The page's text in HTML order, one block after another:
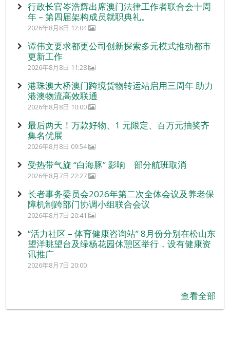
行政长官岑浩辉出席澳门法律工作者联合会十周
年 – 第四届架构成员就职典礼。
2026年8月8日 12:04
谭伟文要求都更公司创新探索多元模式推动都市
更新工作
2026年8月8日 11:28
港珠澳大桥澳门跨境货物转运站启用三周年 助力
港澳物流高效联通
2026年8月8日 10:00
最后两天！万款好物、1 元限定、百万元抽奖齐
集名优展
2026年8月8日 09:54
受热带气旋 “白海豚” 影响 部分航班取消
2026年8月7日 22:27
长者事务委员会2026年第二次全体会议及养老保
障机制跨部门协调小组联合会议
2026年8月7日 20:41
“活力社区 – 体育健康咨询站” 8月份分别在松山东
望洋眺望台及绿杨花园休憩区举行，设有健康资
讯推广
2026年8月7日 20:00
查看全部